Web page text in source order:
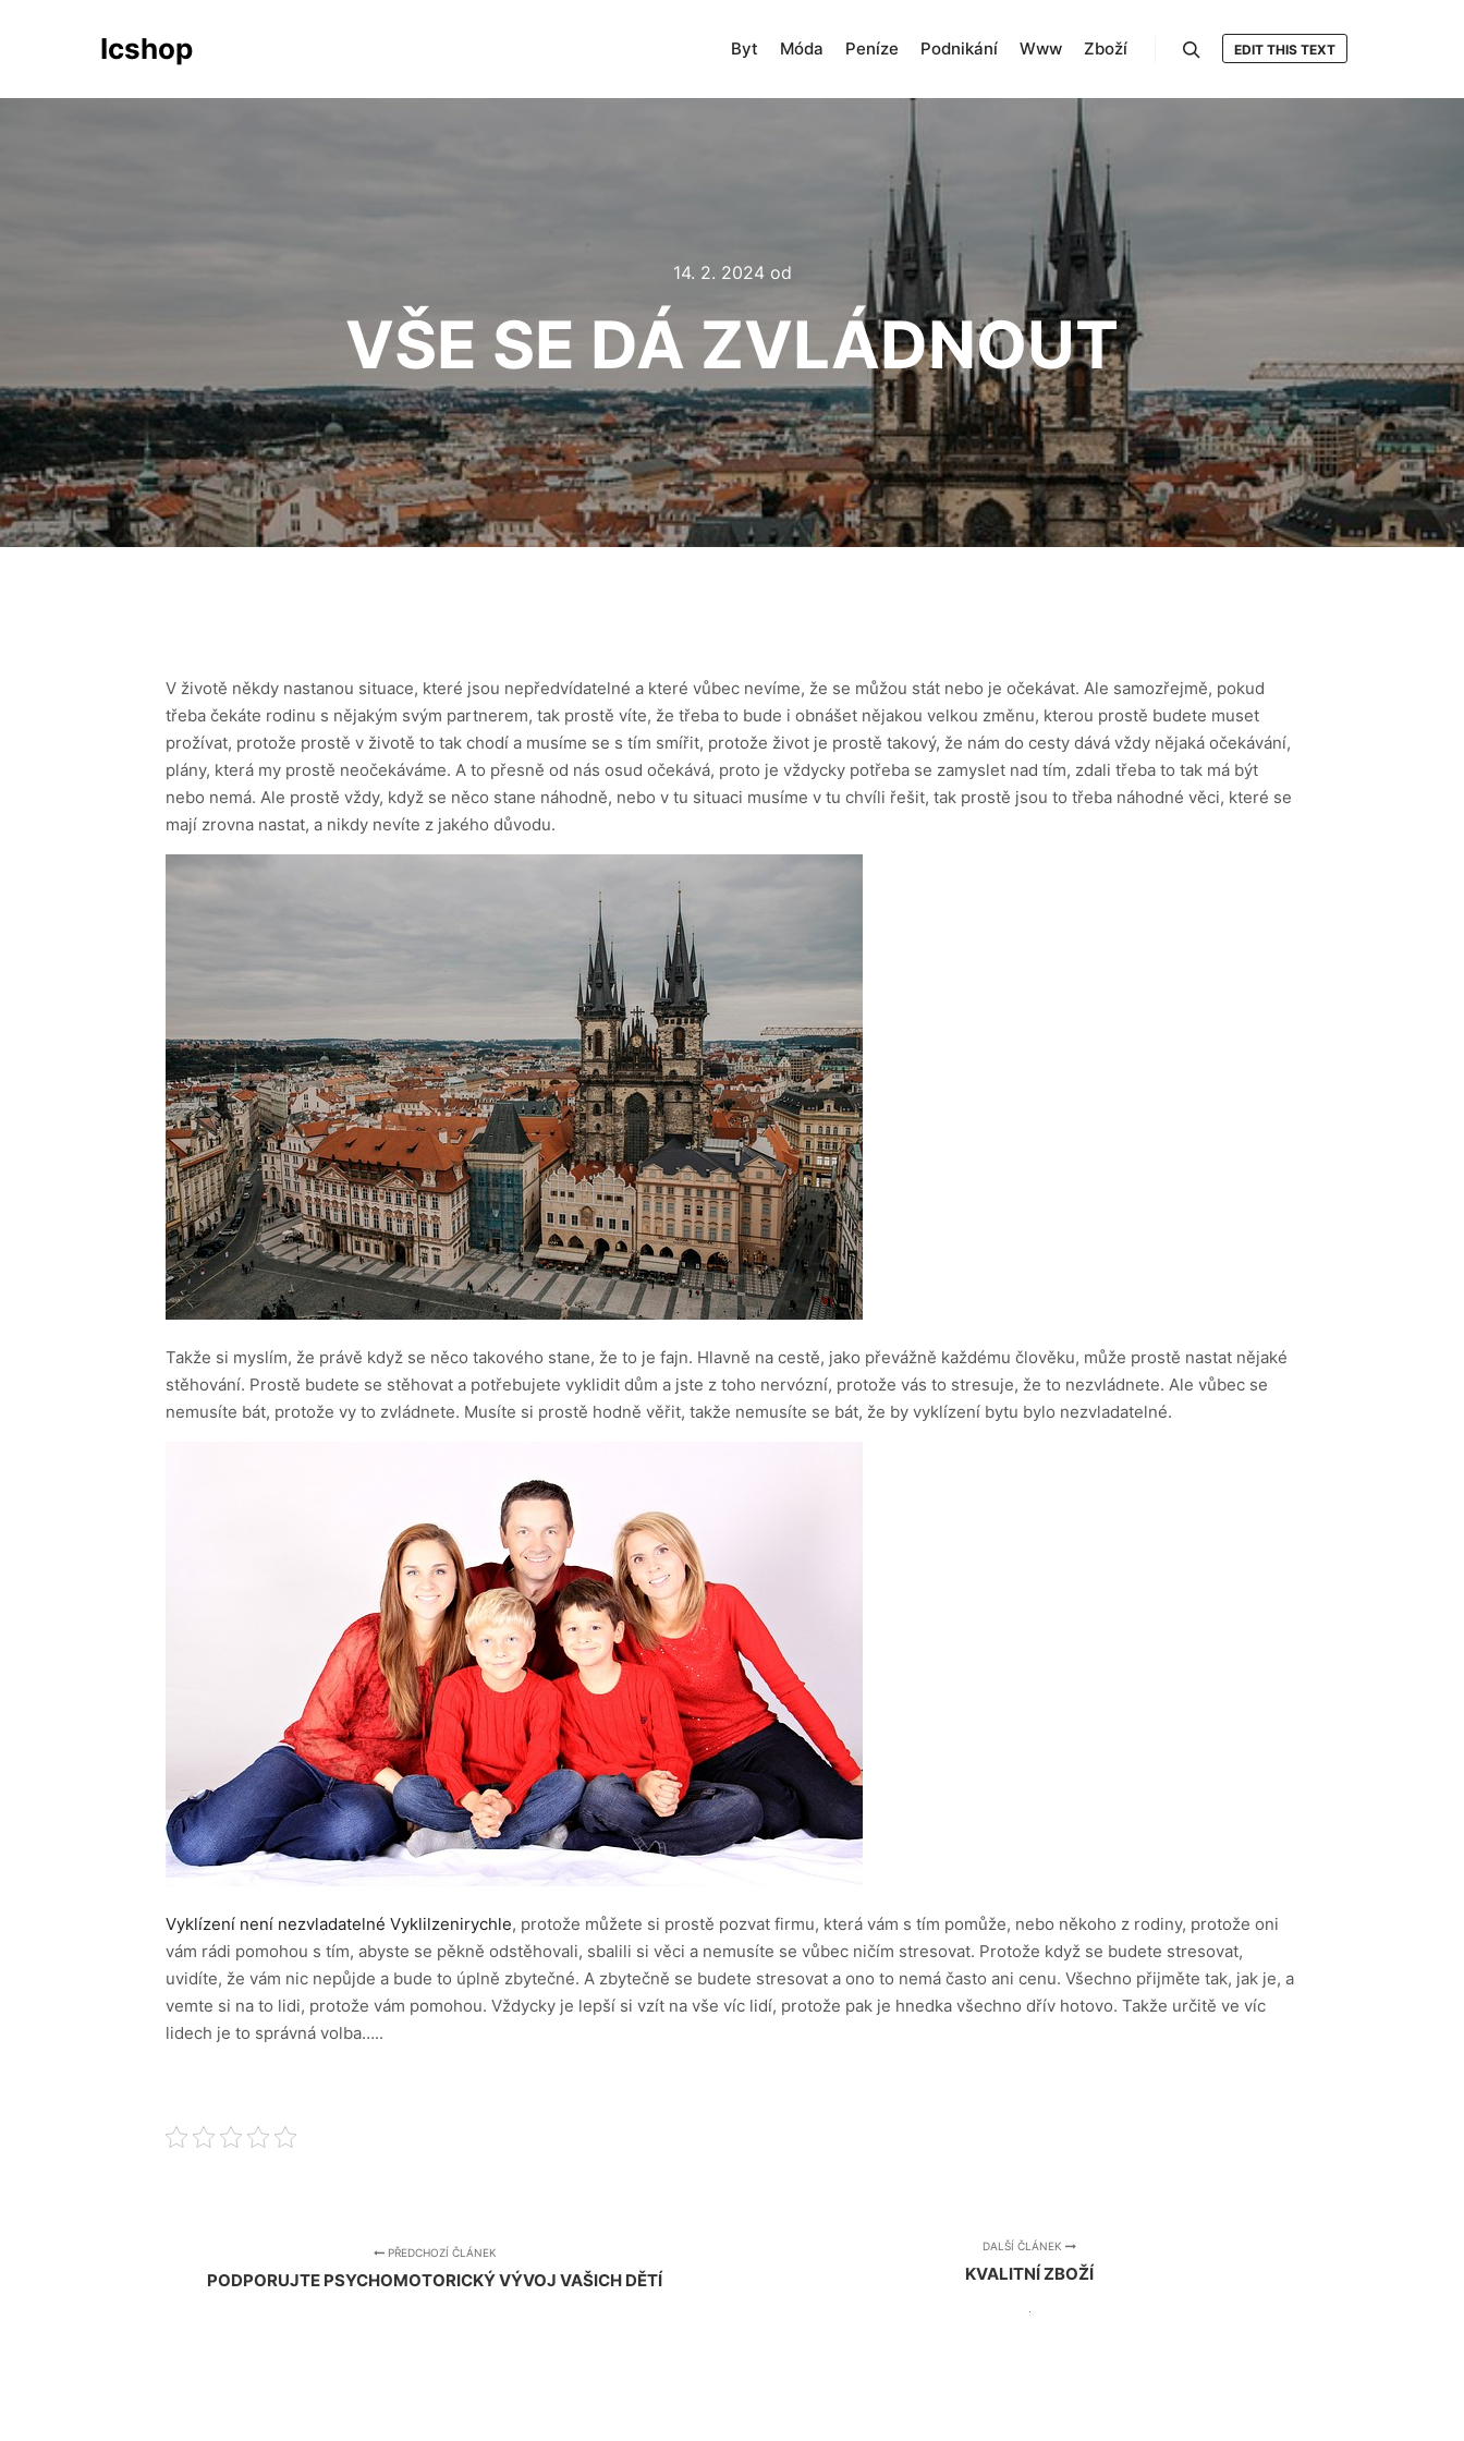
Icshop Byt Móda Peníze Podnikání Www Zboží EDIT THIS TEXT
14. 2. 2024od
VŠE SE DÁ ZVLÁDNOUT
V životě někdy nastanou situace, které jsou nepředvídatelné a které vůbec nevíme, že se můžou stát nebo je očekávat. Ale samozřejmě, pokud
třeba čekáte rodinu s nějakým svým partnerem, tak prostě víte, že třeba to bude i obnášet nějakou velkou změnu, kterou prostě budete muset
prožívat, protože prostě v životě to tak chodí a musíme se s tím smířit, protože život je prostě takový, že nám do cesty dává vždy nějaká očekávání,
plány, která my prostě neočekáváme. A to přesně od nás osud očekává, proto je vždycky potřeba se zamyslet nad tím, zdali třeba to tak má být
nebo nemá. Ale prostě vždy, když se něco stane náhodně, nebo v tu situaci musíme v tu chvíli řešit, tak prostě jsou to třeba náhodné věci, které se
mají zrovna nastat, a nikdy nevíte z jakého důvodu.
Takže si myslím, že právě když se něco takového stane, že to je fajn. Hlavně na cestě, jako převážně každému člověku, může prostě nastat nějaké
stěhování. Prostě budete se stěhovat a potřebujete vyklidit dům a jste z toho nervózní, protože vás to stresuje, že to nezvládnete. Ale vůbec se
nemusíte bát, protože vy to zvládnete. Musíte si prostě hodně věřit, takže nemusíte se bát, že by vyklízení bytu bylo nezvladatelné.
Vyklízení není nezvladatelné Vyklilzenirychle, protože můžete si prostě pozvat firmu, která vám s tím pomůže, nebo někoho z rodiny, protože oni
vám rádi pomohou s tím, abyste se pěkně odstěhovali, sbalili si věci a nemusíte se vůbec ničím stresovat. Protože když se budete stresovat,
uvidíte, že vám nic nepůjde a bude to úplně zbytečné. A zbytečně se budete stresovat a ono to nemá často ani cenu. Všechno přijměte tak, jak je, a
vemte si na to lidi, protože vám pomohou. Vždycky je lepší si vzít na vše víc lidí, protože pak je hnedka všechno dřív hotovo. Takže určitě ve víc
lidech je to správná volba…..
PŘEDCHOZÍ ČLÁNEK
PODPORUJTE PSYCHOMOTORICKÝ VÝVOJ VAŠICH DĚTÍ
DALŠÍ ČLÁNEK
KVALITNÍ ZBOŽÍ